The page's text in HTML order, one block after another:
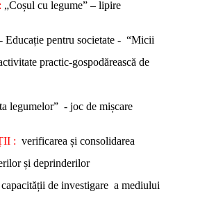
„Coșul cu legume” – lipire
- Educație pentru societate - “Micii
practic-gospodărească de
legumelor” - joc de mișcare
: verificarea și consolidarea
și deprinderilor
de investigare a mediului